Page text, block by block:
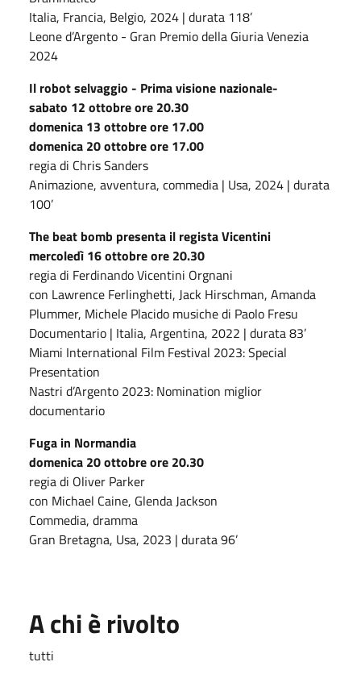
Italia, Francia, Belgio, 2024 | durata 118’
Leone d’Argento - Gran Premio della Giuria Venezia
2024
Il robot selvaggio - Prima visione nazionale-
sabato 12 ottobre ore 20.30
domenica 13 ottobre ore 17.00
domenica 20 ottobre ore 17.00
regia di Chris Sanders
Animazione, avventura, commedia | Usa, 2024 | durata
100’
The beat bomb presenta il regista Vicentini
mercoledì 16 ottobre ore 20.30
regia di Ferdinando Vicentini Orgnani
con Lawrence Ferlinghetti, Jack Hirschman, Amanda
Plummer, Michele Placido musiche di Paolo Fresu
Documentario | Italia, Argentina, 2022 | durata 83’
Miami International Film Festival 2023: Special
Presentation
Nastri d’Argento 2023: Nomination miglior
documentario
Fuga in Normandia
domenica 20 ottobre ore 20.30
regia di Oliver Parker
con Michael Caine, Glenda Jackson
Commedia, dramma
Gran Bretagna, Usa, 2023 | durata 96’
A chi è rivolto
tutti